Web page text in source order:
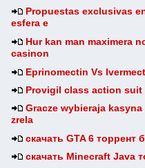
Propuestas exclusivas
esfera e
Hur kan man maximera
casinon
Eprinomectin Vs
Provigil class action suit
Gracze wybieraja
zrela
скачать GTA 6 торрент
скачать Minecraft Java